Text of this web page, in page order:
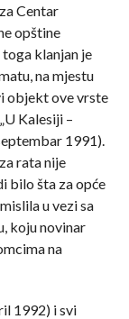
Centar
opštine
klanjan je
na mjestu
objekt ove vrste
Kalesiji –
1991).
rata nije
bilo šta za opće
u vezi sa
koju novinar
na
1992) i svi